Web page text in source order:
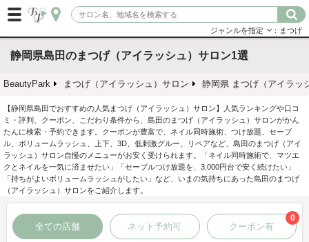
ジャンルを指定 ：まつげ
静岡県島田のまつげ（アイラッシュ）サロン1選
BeautyPark まつげ（アイラッシュ）サロン 静岡県 まつげ（アイラッ
【静岡県島田でおすすめの人気まつげ（アイラッシュ）サロン】人気ランキングや口コ
ミ・評判、クーポン、こだわり条件から、島田のまつげ（アイラッシュ）サロンがかん
たんに検索・予約できます。クーポンが豊富で、ネイル同時施術、つけ放題、セーブ
ル、ボリュームラッシュ、上下、3D、低刺激グルー、リペアなど、島田のまつげ（アイ
ラッシュ）サロン自慢のメニューがお安く受けられます。「ネイル同時施術で、マツエ
クとネイルを一気に済ませたい」「セーブルつけ放題を、3,000円台で安く続けたい」
「持ちがよいボリュームラッシュがしたい」など、いまの気持ちにあった島田のまつげ
（アイラッシュ）サロンをご紹介します。
全ての店舗 ネット予約可 クーポン有
0